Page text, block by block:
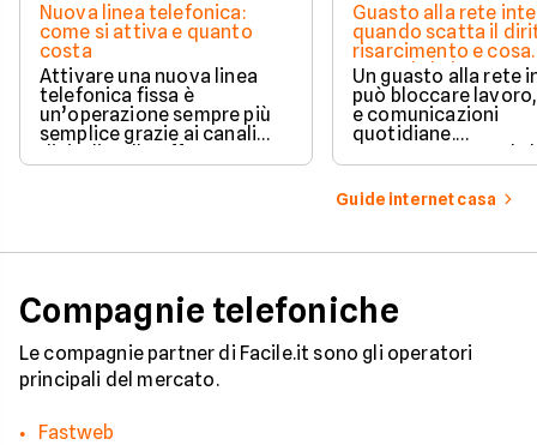
Nuova linea telefonica:
come si attiva e quanto
costa
Attivare una nuova linea
telefonica fissa è
un’operazione sempre più
semplice grazie ai canali
digitali e alle offerte
integrate con internet casa.
Guasto alla rete
quando scatta il
risarcimento e cosa
prevede la legge
Un guasto alla rete
può bloccare
e comunicazioni
quotidiane.
Fortunatamente, la
prevede strumenti
per ottenere un
risarcimento in
Guide internet casa
Compagnie telefoniche
Le compagnie partner di Facile.it sono gli operatori
principali del mercato.
Fastweb